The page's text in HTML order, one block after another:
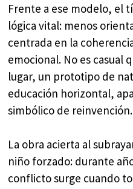
Frente a ese modelo, el
lógica vital: menos
centrada en la
emocional. No es casual
lugar, un prototipo de
educación horizontal,
simbólico de reinvención.
La obra acierta al
niño forzado: durante
conflicto surge cuando